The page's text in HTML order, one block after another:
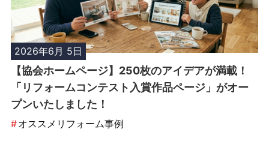
2026年6月 5日
【協会ホームページ】250枚のアイデアが満載！
「リフォームコンテスト入賞作品ページ」がオー
プンいたしました！
#オススメリフォーム事例